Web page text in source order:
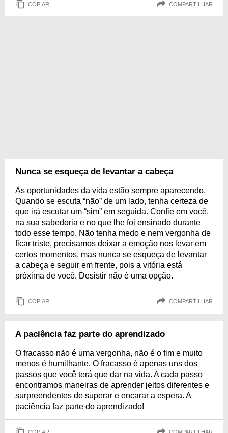
COPIAR COMPARTILHAR
Nunca se esqueça de levantar a cabeça
As oportunidades da vida estão sempre aparecendo.
Quando se escuta “não” de um lado, tenha certeza de
que irá escutar um “sim” em seguida. Confie em você,
na sua sabedoria e no que lhe foi ensinado durante
todo esse tempo. Não tenha medo e nem vergonha de
ficar triste, precisamos deixar a emoção nos levar em
certos momentos, mas nunca se esqueça de levantar
a cabeça e seguir em frente, pois a vitória está
próxima de você. Desistir não é uma opção.
COPIAR COMPARTILHAR
A paciência faz parte do aprendizado
O fracasso não é uma vergonha, não é o fim e muito
menos é humilhante. O fracasso é apenas uns dos
passos que você terá que dar na vida. A cada passo
encontramos maneiras de aprender jeitos diferentes e
surpreendentes de superar e encarar a espera. A
paciência faz parte do aprendizado!
COPIAR COMPARTILHAR